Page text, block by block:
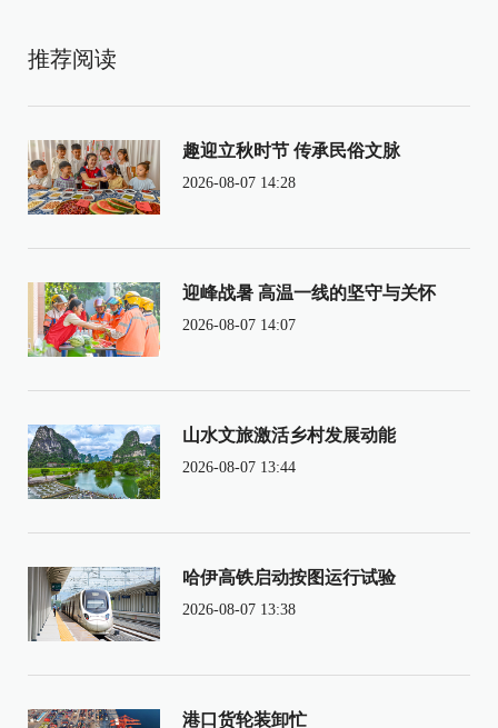
推荐阅读
趣迎立秋时节 传承民俗文脉
2026-08-07 14:28
迎峰战暑 高温一线的坚守与关怀
2026-08-07 14:07
山水文旅激活乡村发展动能
2026-08-07 13:44
哈伊高铁启动按图运行试验
2026-08-07 13:38
港口货轮装卸忙